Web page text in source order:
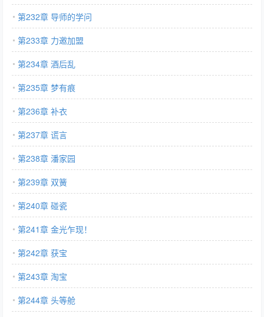
第232章 导师的学问
第233章 力邀加盟
第234章 酒后乱
第235章 梦有痕
第236章 补衣
第237章 谎言
第238章 潘家园
第239章 双簧
第240章 碰瓷
第241章 金光乍现！
第242章 获宝
第243章 淘宝
第244章 头等舱